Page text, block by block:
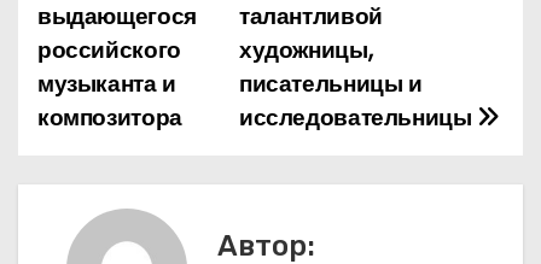
и
г
ц
талантливой
художницы,
писательницы и
исследовательницы
выдающегося
российского
музыканта и
композитора
Автор: